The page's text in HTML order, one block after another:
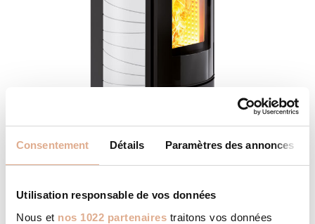
Consentement Détails Paramètres des annonces
Utilisation responsable de vos données
Nous et nos 1022 partenaires traitons vos données